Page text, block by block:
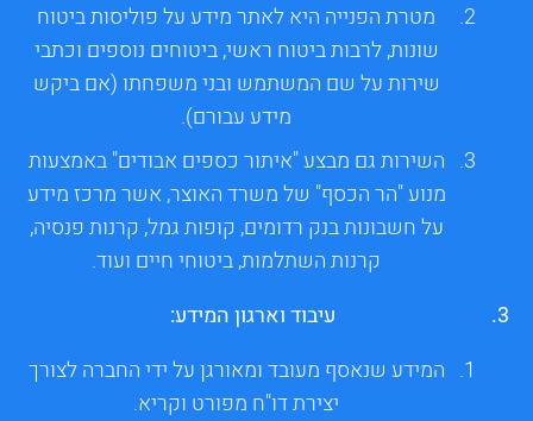
מטרת הפנייה היא לאתר מידע על פוליסות ביטוח
שונות, לרבות ביטוח ראשי, ביטוחים נוספים וכתבי
שירות על שם המשתמש ובני משפחתו (אם ביקש
מידע עבורם).
השירות גם מבצע "איתור כספים אבודים" באמצעות
מנוע "הר הכסף" של משרד האוצר, אשר מרכז מידע
על חשבונות בנק רדומים, קופות גמל, קרנות פנסיה,
קרנות השתלמות, ביטוחי חיים ועוד.
עיבוד וארגון המידע:
המידע שנאסף מעובד ומאורגן על ידי החברה לצורך
יצירת דו"ח מפורט וקריא.